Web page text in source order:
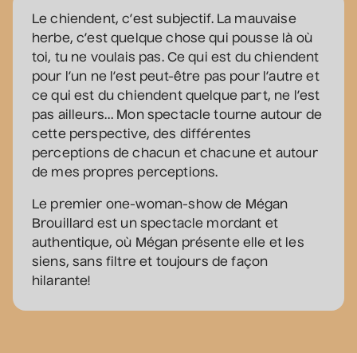
Gratuit
Constellation de cordes
• Zones musicales
20 août 2026• 20 h 00
Cour intérieure de la Maison des Arts
Complet
Marie Céleste
• Tout ce qui brille
27 août 2026• 19 h 30
Station culturelle Momo
Gratuit
David Corriveau
Le chiendent, c’est subjectif. La mauvaise
herbe, c’est quelque chose qui pousse là où
toi, tu ne voulais pas. Ce qui est du chiendent
pour l’un ne l’est peut-être pas pour l’autre et
ce qui est du chiendent quelque part, ne l’est
pas ailleurs… Mon spectacle tourne autour de
cette perspective, des différentes
perceptions de chacun et chacune et autour
de mes propres perceptions.
Le premier one-woman-show de Mégan
Brouillard est un spectacle mordant et
authentique, où Mégan présente elle et les
siens, sans filtre et toujours de façon
hilarante!